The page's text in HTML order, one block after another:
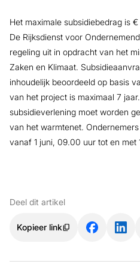
Het maximale subsidiebedrag is
De Rijksdienst voor
regeling uit in opdracht van het
Zaken en Klimaat.
inhoudelijk beoordeeld op basis
van het project is maximaal 7
subsidieverlening moet worden
van het warmtenet.
vanaf 1 juni, 09.00 uur tot en met
Deel dit artikel
Kopieer link